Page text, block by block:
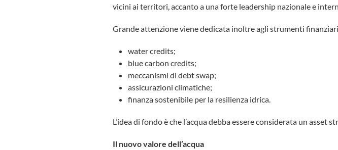
vicini ai territori, accanto a una forte leadership nazionale e
Grande attenzione viene dedicata inoltre agli strumenti
water credits;
blue carbon credits;
meccanismi di debt swap;
assicurazioni climatiche;
finanza sostenibile per la resilienza idrica.
L’idea di fondo è che l’acqua debba essere considerata un
Il nuovo valore dell’acqua